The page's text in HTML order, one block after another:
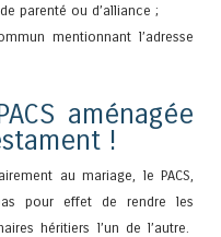
parenté ou d’alliance ;
mentionnant l’adresse
aménagée
!
au mariage, le PACS,
pour effet de rendre les
héritiers l’un de l’autre.